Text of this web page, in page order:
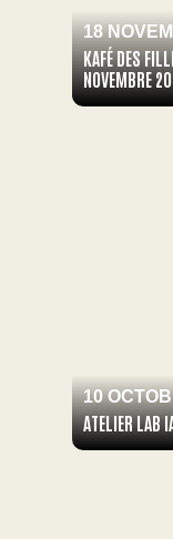
18
KAFÉ DES
NOVEMBRE
10
ATELIER LAB